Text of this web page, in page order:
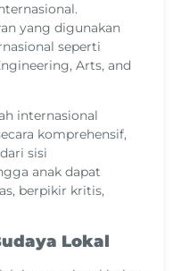
yang digunakan
seperti
Arts, and
internasional
komprehensif,
sisi
anak dapat
berpikir kritis,
Lokal